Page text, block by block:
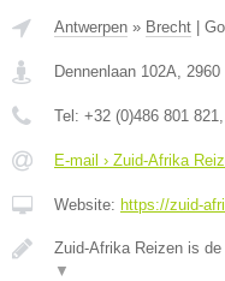
Antwerpen » Brecht
Dennenlaan 102A 2960
Tel: +32 (0)486 801 821
E-mail › Zuid-Afrika
Website: https://zuid-
Zuid-Afrika Reizen is
▼